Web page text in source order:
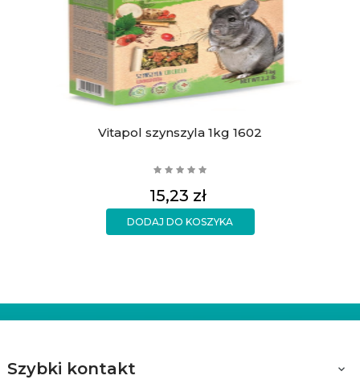
Vitapol szynszyla 1kg 1602
Cena
15,23 zł
DODAJ DO KOSZYKA
Szybki kontakt 